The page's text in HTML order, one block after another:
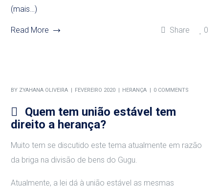
(mais…)
Read More Share 0
BY ZYAHANA OLIVEIRA FEVEREIRO 2020 HERANÇA 0 COMMENTS
Quem tem união estável tem
direito a herança?
Muito tem se discutido este tema atualmente em razão
da briga na divisão de bens do Gugu.
Atualmente, a lei dá à união estável as mesmas